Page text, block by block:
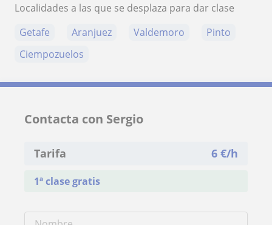
Localidades a las que se desplaza para dar clase
Getafe
Aranjuez Valdemoro
Pinto
Ciempozuelos
Contacta con Sergio
Tarifa 6 €/h
1ª clase gratis